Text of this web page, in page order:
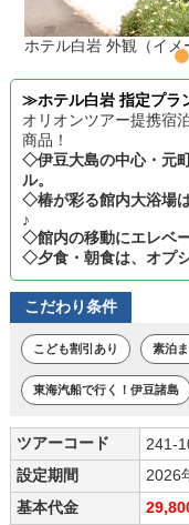
ホテル白岩 外観（イメ
≫ホテル白岩 指定プ
オリオンツアー提携宿
商品！
◇伊豆大島の中心・元
ル。
◇椿が彩る館内大浴場
♪
◇館内の移動にエレベ
◇夕食・朝食は、オプ
こだわり条件
こども割引あり 素泊
東海汽船で行く！伊豆諸島
ツアーコード
241-
設定期間
2026
基本代金